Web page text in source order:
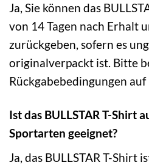
Ja, Sie können das
von 14 Tagen nach Erhalt
zurückgeben, sofern es
originalverpackt ist. Bitte
Rückgabebedingungen
Ist das BULLSTAR T-Shirt
Sportarten geeignet?
Ja, das BULLSTAR T-Shirt